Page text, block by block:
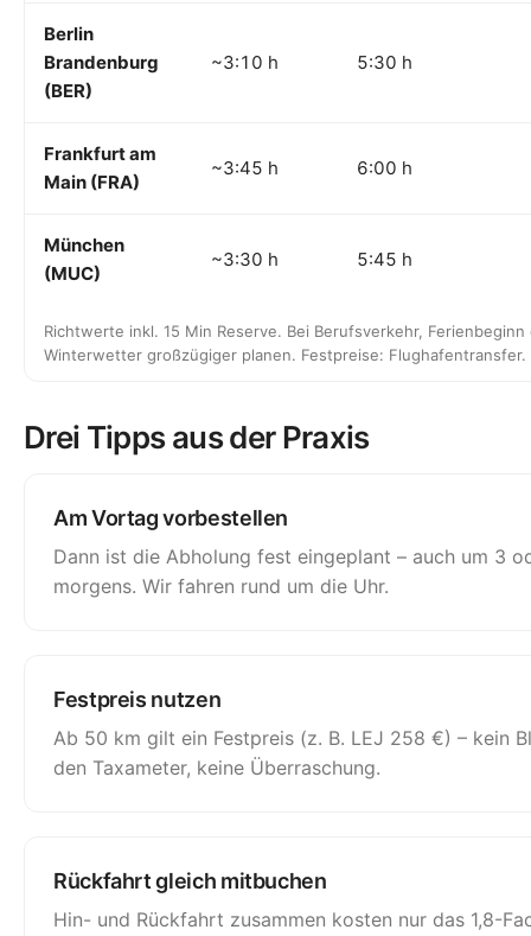
Berlin
Brandenburg
(BER)
~3:10 h 5:30 h
Frankfurt am
Main (FRA)
~3:45 h 6:00 h
München
(MUC)
~3:30 h 5:45 h
Richtwerte inkl. 15 Min Reserve. Bei Berufsverkehr, Ferienbeginn
Winterwetter großzügiger planen. Festpreise: Flughafentransfer.
Drei Tipps aus der Praxis
Am Vortag vorbestellen
Dann ist die Abholung fest eingeplant – auch um 3
morgens. Wir fahren rund um die Uhr.
Festpreis nutzen
Ab 50 km gilt ein Festpreis (z. B. LEJ 258 €) – kein
den Taxameter, keine Überraschung.
Rückfahrt gleich mitbuchen
Hin- und Rückfahrt zusammen kosten nur das 1,8-